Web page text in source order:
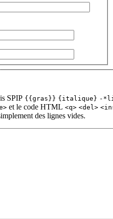
SPIP {{gras}} {italique} -
et le code HTML <q> <del>
des lignes vides.